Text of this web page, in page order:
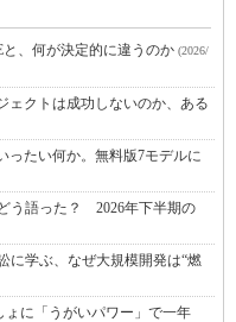
、何が決定的に違うのか (2026/
ェクトは成功しないのか、ある
ったい何か。無料版7モデルに
う語った？ 2026年下半期の
に学ぶ、なぜ大規模開発は“燃
ょに「うがいパワー」で一年